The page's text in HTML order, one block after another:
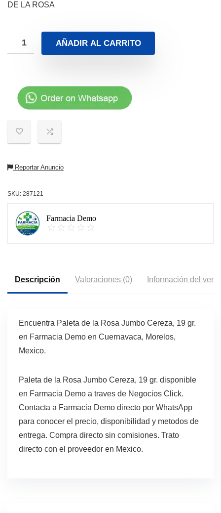
DE LA ROSA
AÑADIR AL CARRITO
Reportar Anuncio
SKU: 287121
Farmacia Demo
Descripción Valoraciones (0) Información del
Encuentra Paleta de la Rosa Jumbo Cereza, 19 gr.
en Farmacia Demo en Cuernavaca, Morelos,
Mexico.
Paleta de la Rosa Jumbo Cereza, 19 gr. disponible
en Farmacia Demo a traves de Negocios Click.
Contacta a Farmacia Demo directo por WhatsApp
para conocer el precio, disponibilidad y metodos de
entrega. Compra directo sin comisiones. Trato
directo con el proveedor en Mexico.